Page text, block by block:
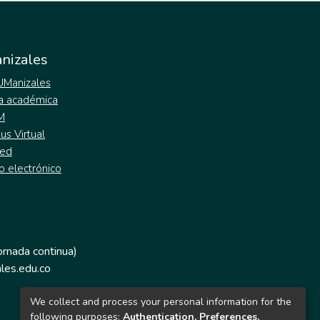
académica
Virtual
electrónico
continua)
We collect and process your personal information for the
following purposes: Authentication, Preferences,